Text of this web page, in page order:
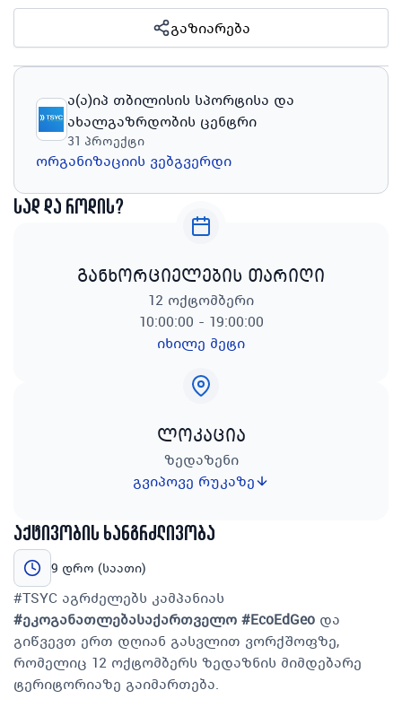
გაზიარება
ა(ა)იპ თბილისის სპორტისა და
ახალგაზრდობის ცენტრი
31 პროექტი
ორგანიზაციის ვებგვერდი
სად და როდის?
განხორციელების თარიღი
12 ოქტომბერი
10:00:00 - 19:00:00
იხილე მეტი
ლოკაცია
ზედაზენი
გვიპოვე რუკაზე
აქტივობის ხანგრძლივობა
9 დრო (საათი)
#TSYC აგრძელებს კამპანიას
#ეკოგანათლებასაქართველო #EcoEdGeo და
გიწვევთ ერთ დღიან გასვლით ვორქშოფზე,
რომელიც 12 ოქტომბერს ზედაზნის მიმდებარე
ტერიტორიაზე გაიმართება.